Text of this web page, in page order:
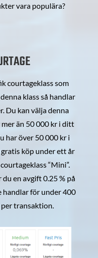
vara populära?
courtageklass som
klass så handlar
Du kan välja denna
än 50 000 kr i ditt
har över 50 000 kr i
köp under ett år
“Mini”.
en avgift 0.25 % på
handlar för under 400
transaktion.